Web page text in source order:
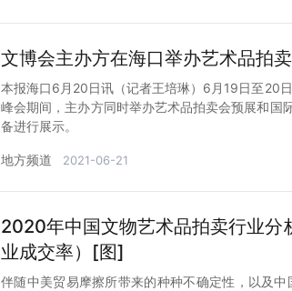
文博会主办方在海口举办艺术品拍
本报海口6月20日讯（记者王培琳）6月19日至20
峰会期间，主办方同时举办艺术品拍卖会预展和国
备进行展示。
地方频道 2021-06-21
2020年中国文物艺术品拍卖行业分
业成交率）[图]
伴随中美贸易摩擦所带来的种种不确定性，以及